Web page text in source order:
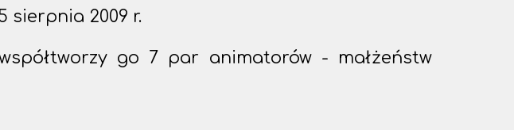
sierpnia 2009 r.
go 7 par animatorów - małżeństw